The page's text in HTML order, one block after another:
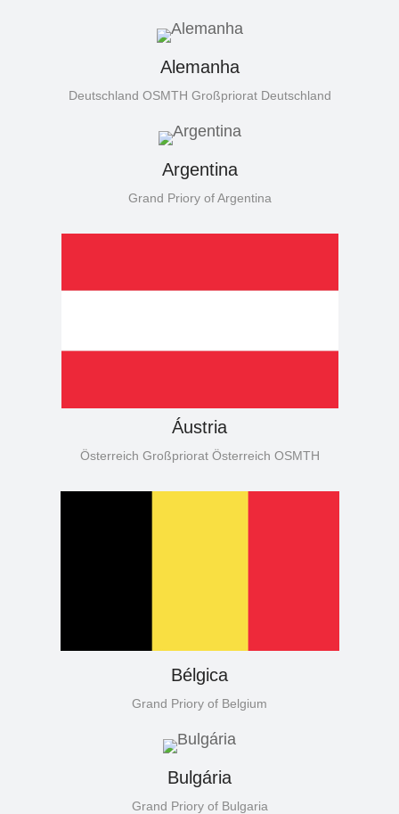
Alemanha
Deutschland OSMTH Großpriorat Deutschland
Argentina
Grand Priory of Argentina
Áustria
Österreich Großpriorat Österreich OSMTH
Bélgica
Grand Priory of Belgium
Bulgária
Grand Priory of Bulgaria